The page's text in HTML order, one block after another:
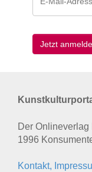
Der
1996
Kontakt,